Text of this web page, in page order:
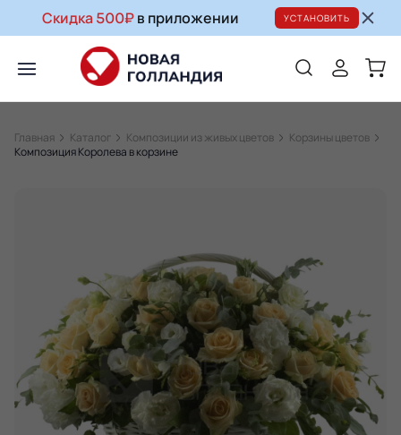
Скидка 500₽в приложении УСТАНОВИТЬ
Главная Каталог Композиции из живых цветов
Корзины цветов
Композиция Королева в корзине